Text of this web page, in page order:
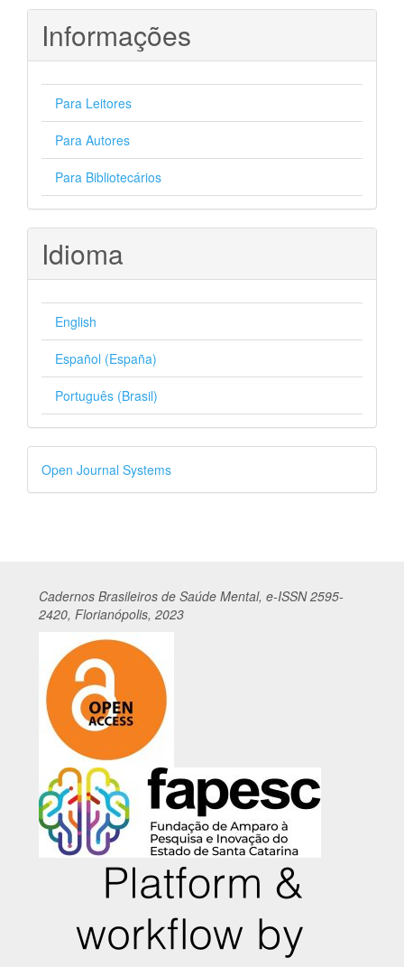
Informações
Para Leitores
Para Autores
Para Bibliotecários
Idioma
English
Español (España)
Português (Brasil)
Desenvolvido
por
Open Journal Systems
Cadernos Brasileiros de Saúde Mental, e-ISSN 2595-
2420, Florianópolis, 2023